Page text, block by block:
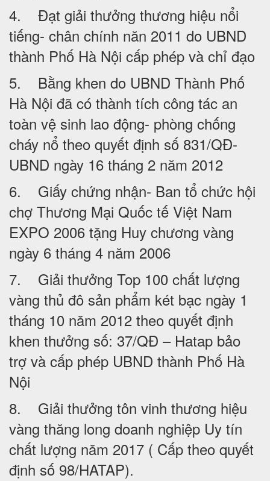
4. Đạt giải thưởng thương hiệu nổi
tiếng- chân chính năn 2011 do UBND
thành Phố Hà Nội cấp phép và chỉ đạo
5. Bằng khen do UBND Thành Phố
Hà Nội đã có thành tích công tác an
toàn vệ sinh lao động- phòng chống
cháy nổ theo quyết định số 831/QĐ-
UBND ngày 16 tháng 2 năm 2012
6. Giấy chứng nhận- Ban tổ chức hội
chợ Thương Mại Quốc tế Việt Nam
EXPO 2006 tặng Huy chương vàng
ngày 6 tháng 4 năm 2006
7. Giải thưởng Top 100 chất lượng
vàng thủ đô sản phẩm két bạc ngày 1
tháng 10 năm 2012 theo quyết định
khen thưởng số: 37/QĐ – Hatap bảo
trợ và cấp phép UBND thành Phố Hà
Nội
8. Giải thưởng tôn vinh thương hiệu
vàng thăng long doanh nghiệp Uy tín
chất lượng năm 2017 ( Cấp theo quyết
định số 98/HATAP).